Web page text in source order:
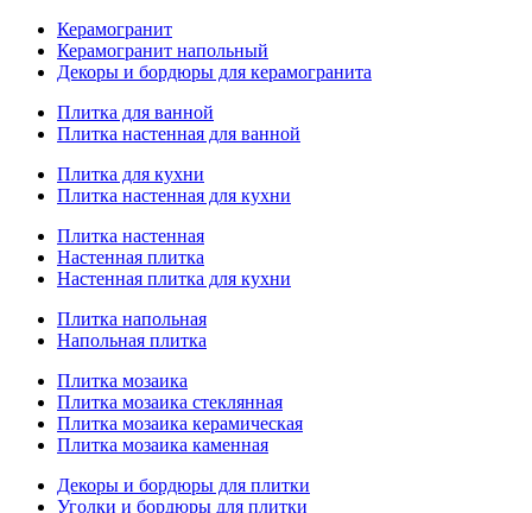
Керамогранит
Керамогранит напольный
Декоры и бордюры для керамогранита
Плитка для ванной
Плитка настенная для ванной
Плитка для кухни
Плитка настенная для кухни
Плитка настенная
Настенная плитка
Настенная плитка для кухни
Плитка напольная
Напольная плитка
Плитка мозаика
Плитка мозаика стеклянная
Плитка мозаика керамическая
Плитка мозаика каменная
Декоры и бордюры для плитки
Уголки и бордюры для плитки